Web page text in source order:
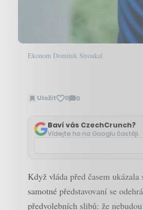
Ekonom Dominik Stroukal
Uložit 0 0
Zobrazit
Baví vás CzechCrunch?
Vídejte ho na Googlu častěji.
Když vláda před časem
samotné představovaní se
předvolebních slibů: že